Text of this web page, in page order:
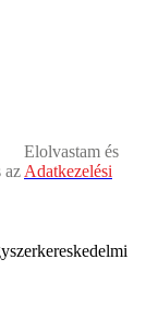
Elolvastam és
az Adatkezelési